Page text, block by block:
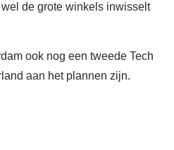
de grote winkels inwisselt
ook nog een tweede Tech
aan het plannen zijn.